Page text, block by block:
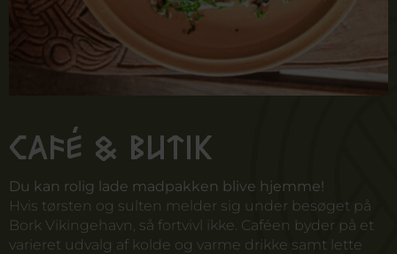
Café & butik
Du kan rolig lade madpakken blive hjemme!
Hvis tørsten og sulten melder sig under besøget på
Bork Vikingehavn, så fortvivl ikke. Caféen byder på et
varieret udvalg af kolde og varme drikke samt lette